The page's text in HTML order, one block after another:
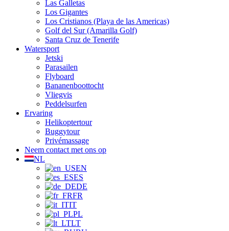
Las Galletas
Los Gigantes
Los Cristianos (Playa de las Americas)
Golf del Sur (Amarilla Golf)
Santa Cruz de Tenerife
Watersport
Jetski
Parasailen
Flyboard
Bananenboottocht
Vliegvis
Peddelsurfen
Ervaring
Helikoptertour
Buggytour
Privémassage
Neem contact met ons op
NL
EN
ES
DE
FR
IT
PL
LT